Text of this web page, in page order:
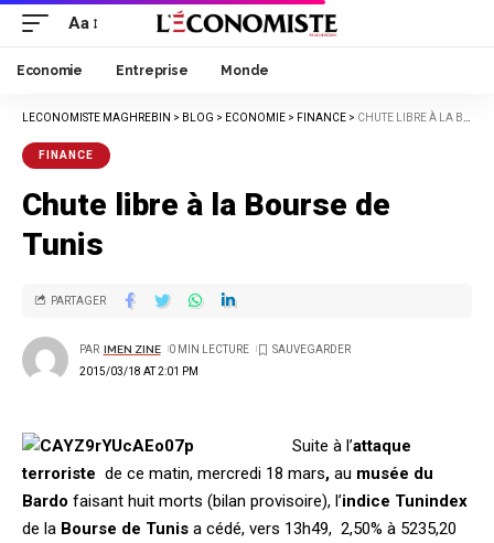
Aa
Economie Entreprise Monde
LECONOMISTE MAGHREBIN > BLOG > ECONOMIE > FINANCE > CHUTE LIBRE À LA BOURSE DE TUNIS
FINANCE
Chute libre à la Bourse de
Tunis
2015/03/18 AT 2:01 PM
PAR IMEN ZINE 0 MIN LECTURE
PARTAGER
Suite à l’attaque
terroriste de ce matin, mercredi 18 mars, au musée du
Bardo faisant huit morts (bilan provisoire), l’indice Tunindex
de la Bourse de Tunis a cédé, vers 13h49, 2,50% à 5235,20